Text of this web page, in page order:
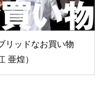
リッドなお買い物
亜煌）